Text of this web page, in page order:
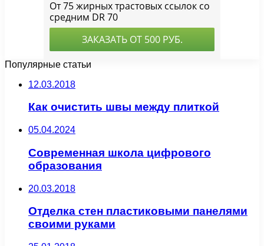
Популярные статьи
12.03.2018
Как очистить швы между плиткой
05.04.2024
Современная школа цифрового
образования
20.03.2018
Отделка стен пластиковыми панелями
своими руками